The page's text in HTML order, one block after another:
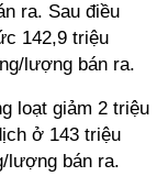
ra. Sau điều
142,9 triệu
lượng bán ra.
loạt giảm 2 triệu
ở 143 triệu
lượng bán ra.